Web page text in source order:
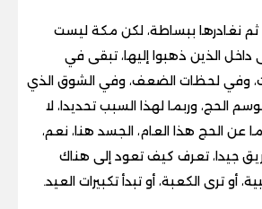
ثم نغادرها ببساطة، لكن مكة ليست
داخل الذين ذهبوا إليها، تبقى في
وفي لحظات الضعف، وفي الشوق الذي
الحج، وربما لهذا السبب تحديدا، لا
عن الحج هذا العام، الجسد هنا، نعم،
جيدا، تعرف كيف تعود إلى هناك
أو ترى الكعبة، أو تبدأ تكبيرات العيد.